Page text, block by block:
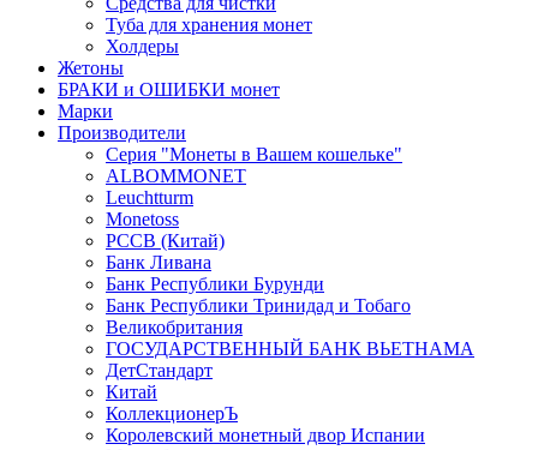
Туба для хранения монет
Холдеры
Жетоны
БРАКИ и ОШИБКИ монет
Марки
Производители
Серия "Монеты в Вашем кошельке"
ALBOMMONET
Leuchtturm
Monetoss
PCCB (Китай)
Банк Ливана
Банк Республики Бурунди
Банк Республики Тринидад и Тобаго
Великобритания
ГОСУДАРСТВЕННЫЙ БАНК ВЬЕТНАМА
ДетСтандарт
Китай
КоллекционерЪ
Королевский монетный двор Испании